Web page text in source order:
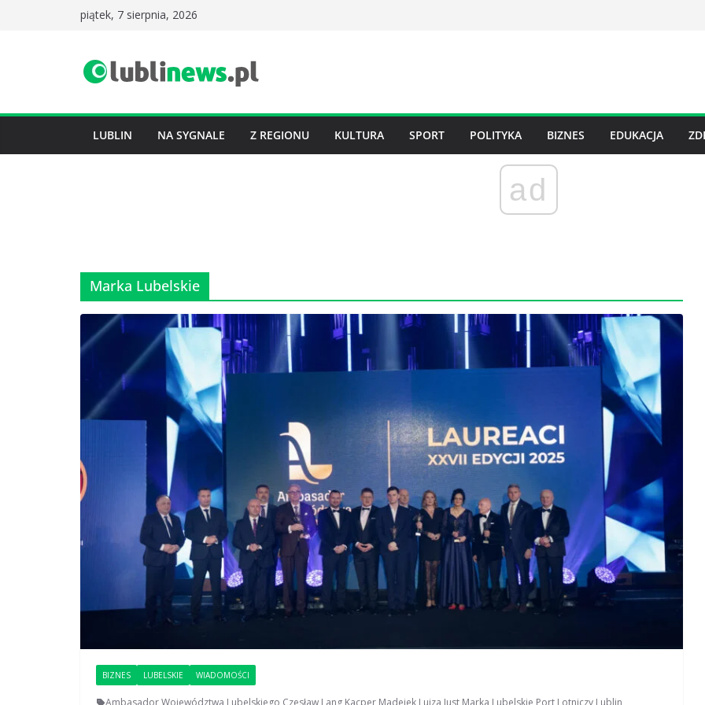
piątek, 7 sierpnia, 2026
LUBLIN NA SYGNALE Z REGIONU KULTURA SPORT POLITYKA BIZNES EDUKACJA
ad
Marka Lubelskie
BIZNES LUBELSKIE WIADOMOŚCI